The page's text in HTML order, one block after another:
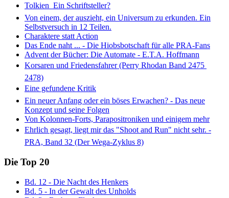
Tolkien  Ein Schriftsteller?
Von einem, der auszieht, ein Universum zu erkunden. Ein
Selbstversuch in 12 Teilen.
Charaktere statt Action
Das Ende naht ... - Die Hiobsbotschaft für alle PRA-Fans
Advent der Bücher: Die Automate - E.T.A. Hoffmann
Korsaren und Friedensfahrer (Perry Rhodan Band 2475 
2478)
Eine gefundene Kritik
Ein neuer Anfang oder ein böses Erwachen? - Das neue
Konzept und seine Folgen
Von Kolonnen-Forts, Parapositroniken und einigem mehr
Ehrlich gesagt, liegt mir das "Shoot and Run" nicht sehr. -
PRA, Band 32 (Der Wega-Zyklus 8)
Die Top 20
Bd. 12 - Die Nacht des Henkers
Bd. 5 - In der Gewalt des Unholds